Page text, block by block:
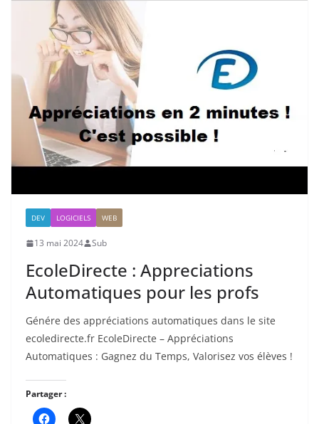
DEV LOGICIELS WEB
13 mai 2024 Sub
EcoleDirecte : Appreciations
Automatiques pour les profs
Génére des appréciations automatiques dans le site
ecoledirecte.fr EcoleDirecte – Appréciations
Automatiques : Gagnez du Temps, Valorisez vos élèves !
Partager :